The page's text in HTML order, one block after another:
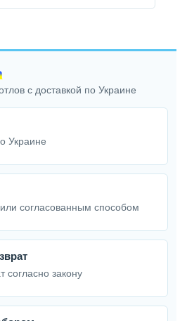
с доставкой по Украине
Украине
согласованным способом
согласно закону